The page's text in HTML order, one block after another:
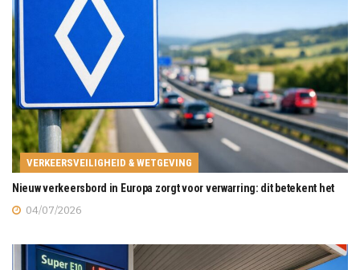
VERKEERSVEILIGHEID & WETGEVING
Nieuw verkeersbord in Europa zorgt voor verwarring: dit betekent het
04/07/2026